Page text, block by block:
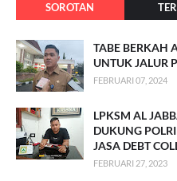
SOROTAN
TABE BERKAH
UNTUK JALUR
FEBRUARI 07, 2024
LPKSM AL
DUKUNG
JASA DEBT
FEBRUARI 27, 2023